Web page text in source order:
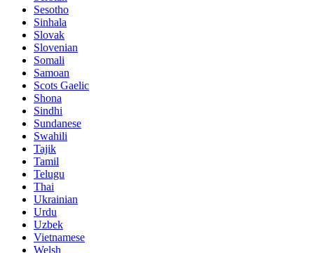
Sesotho
Sinhala
Slovak
Slovenian
Somali
Samoan
Scots Gaelic
Shona
Sindhi
Sundanese
Swahili
Tajik
Tamil
Telugu
Thai
Ukrainian
Urdu
Uzbek
Vietnamese
Welsh